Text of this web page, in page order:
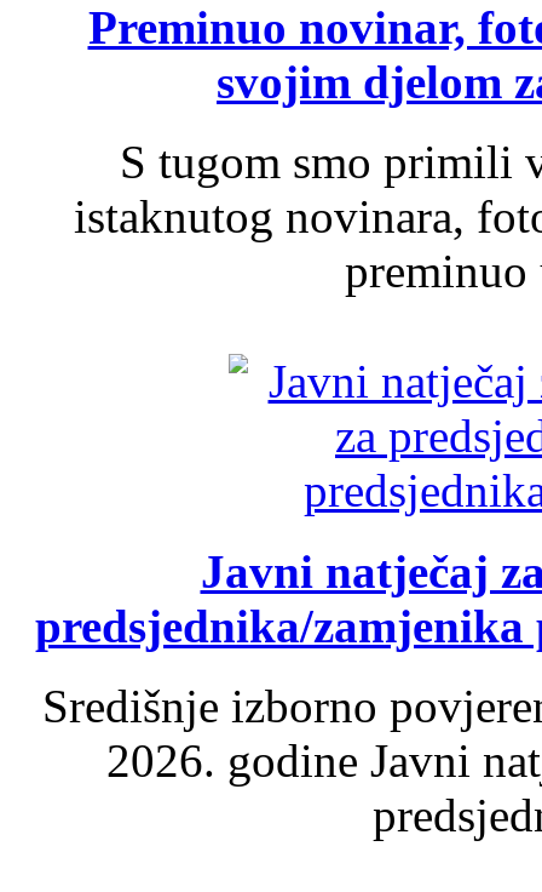
Preminuo novinar,
svojim djelom
S tugom smo primili
istaknutog novinara,
Javni natječaj
predsjednika/
Središnje izborno
2026. godine Javni